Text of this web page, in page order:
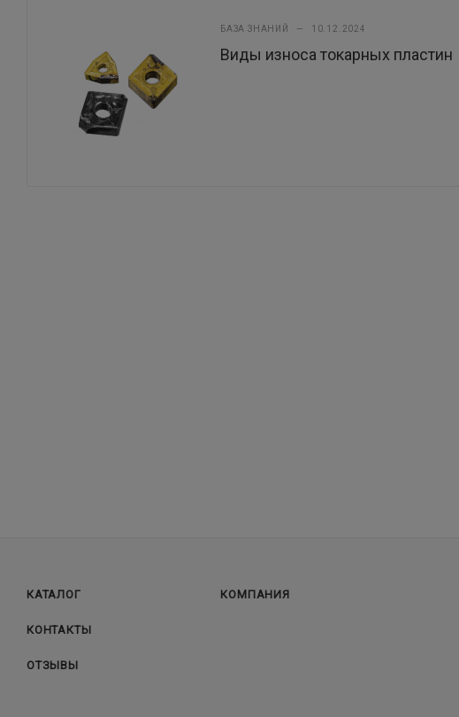
БАЗА ЗНАНИЙ — 10.12.2024
Виды износа токарных пластин
КАТАЛОГ
КОНТАКТЫ
ОТЗЫВЫ
КОМПАНИЯ